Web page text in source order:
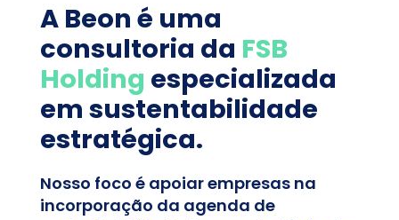
A Beon é uma
consultoria da FSB
Holding especializada
em sustentabilidade
estratégica.
Nosso foco é apoiar empresas na
incorporação da agenda de